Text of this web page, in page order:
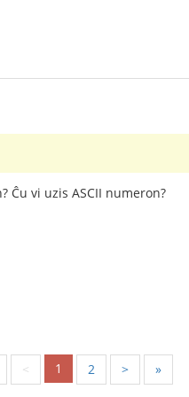
Ĉu vi uzis ASCII numeron?
< 1 2 > »